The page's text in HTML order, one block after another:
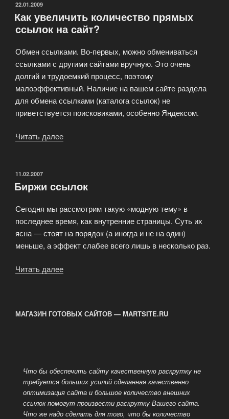
биржи
ссылок»
ОПУБЛИКОВАНО
22.01.2009
Как увеличить количество прямых
ссылок на сайт?
Обмен ссылками. Во-первых, можно обмениваться
ссылками с другими сайтами вручную. Это очень
долгий и трудоемкий процесс, поэтому
малоэффективный. Наличие на вашем сайте раздела
для обмена ссылками (каталога ссылок) не
приветствуется поисковиками, особенно Яндексом.
Читать далее
ссылок
сайт?»
ОПУБЛИКОВАНО
11.02.2007
Биржи ссылок
Сегодня мы рассмотрим такую «модную тему» в
последнее время, как внутренние страницы. Суть их
ясна — стоят на порядок (а иногда и не на один)
меньше, а эффект слабее всего лишь в несколько раз.
Читать далее
МАГАЗИН ГОТОВЫХ САЙТОВ — MARTSITE.RU
Что бы обеспечить сайту качественную раскрутку не
требуется больших усилий сделанная качественно
оптимизация сайта и большое количество внешних
ссылок помогут произвести раскрутку Вашего сайта.
Что же надо сделать для того, что бы количество